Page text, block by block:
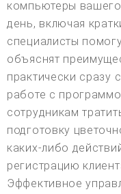
компьютеры
день, включая
специалисты
объяснят
практически сразу
работе с
сотрудникам
подготовку
каких-либо
регистрацию
Эффективное